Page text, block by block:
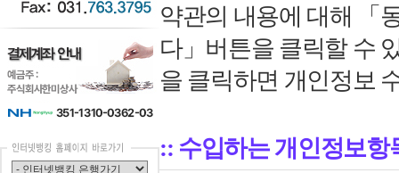
약관의 내용에 대해 「
다」버튼을 클릭할 수
을 클릭하면 개인정보
:: 수입하는 개인정보항